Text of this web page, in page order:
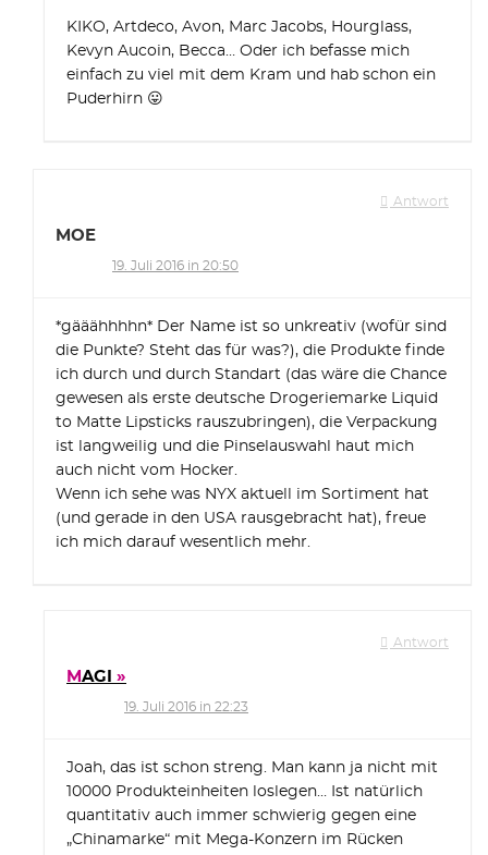
KIKO, Artdeco, Avon, Marc Jacobs, Hourglass,
Kevyn Aucoin, Becca… Oder ich befasse mich
einfach zu viel mit dem Kram und hab schon ein
Puderhirn 😛
Antwort
MOE
19. Juli 2016 in 20:50
*gääähhhhn* Der Name ist so unkreativ (wofür sind
die Punkte? Steht das für was?), die Produkte finde
ich durch und durch Standart (das wäre die Chance
gewesen als erste deutsche Drogeriemarke Liquid
to Matte Lipsticks rauszubringen), die Verpackung
ist langweilig und die Pinselauswahl haut mich
auch nicht vom Hocker.
Wenn ich sehe was NYX aktuell im Sortiment hat
(und gerade in den USA rausgebracht hat), freue
ich mich darauf wesentlich mehr.
Antwort
MAGI
19. Juli 2016 in 22:23
Joah, das ist schon streng. Man kann ja nicht mit
10000 Produkteinheiten loslegen… Ist natürlich
quantitativ auch immer schwierig gegen eine
„Chinamarke“ mit Mega-Konzern im Rücken